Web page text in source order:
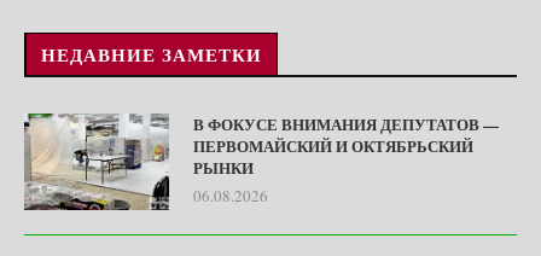
НЕДАВНИЕ ЗАМЕТКИ
В ФОКУСЕ ВНИМАНИЯ ДЕПУТАТОВ —
ПЕРВОМАЙСКИЙ И ОКТЯБРЬСКИЙ
РЫНКИ
06.08.2026